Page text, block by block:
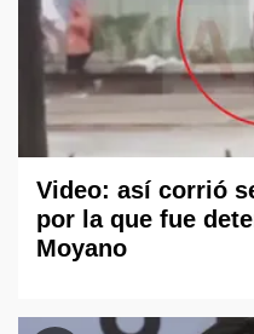
Video: así corrió
por la que fue
Moyano